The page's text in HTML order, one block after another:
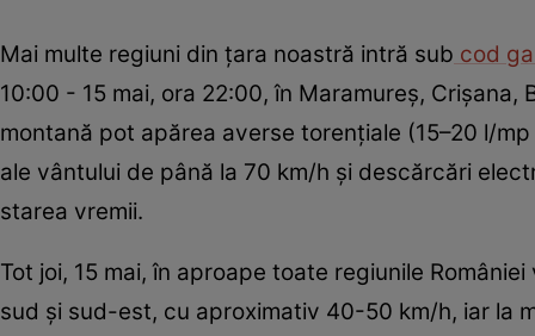
Mai multe regiuni din țara noastră intră sub cod
10:00 - 15 mai, ora 22:00, în Maramureș,
montană pot apărea averse torențiale (15–20 l/
ale vântului de până la 70 km/h și descărcări
starea vremii.
Tot joi, 15 mai, în aproape toate regiunile
sud și sud-est, cu aproximativ 40-50 km/h, iar la